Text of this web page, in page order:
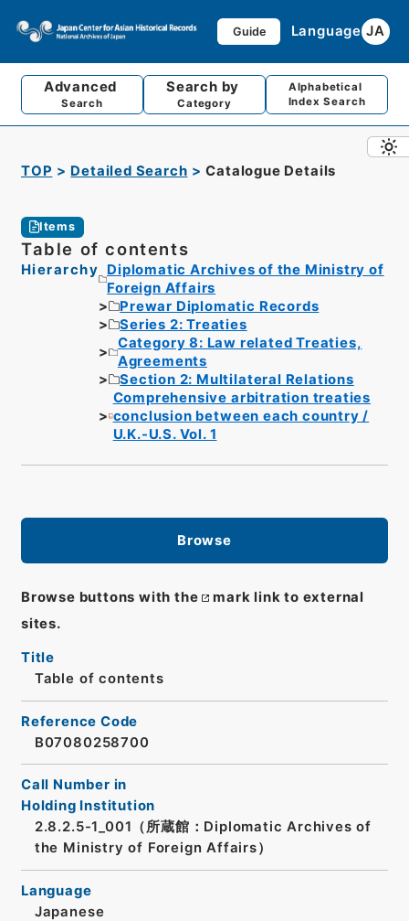
Guide Language JA
Advanced
Search
Search by
Category
Alphabetical
Index Search
TOP Detailed Search Catalogue Details
Items
Table of contents
Hierarchy
Diplomatic Archives of the Ministry of
Foreign Affairs
Prewar Diplomatic Records
Series 2: Treaties
Category 8: Law related Treaties,
Agreements
Section 2: Multilateral Relations
Comprehensive arbitration treaties
conclusion between each country /
U.K.-U.S. Vol. 1
Browse
Browse buttons with the
mark link to external
sites.
Title
Table of contents
Reference Code
B07080258700
Call Number in
Holding Institution
2.8.2.5-1_001（所蔵館：Diplomatic Archives of
the Ministry of Foreign Affairs）
Language
Japanese